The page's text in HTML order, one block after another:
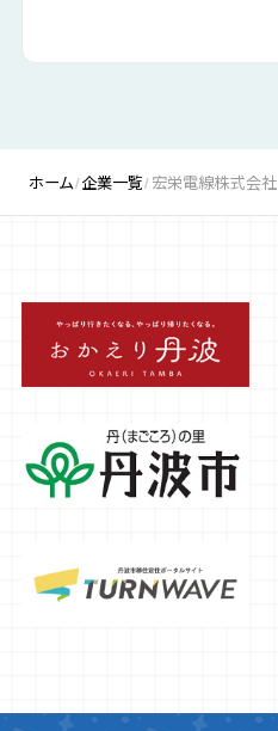
ホーム 企業一覧 宏栄電線株式会社